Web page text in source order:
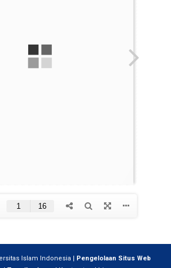
Islam Indonesia | Pengelolaan Situs Web